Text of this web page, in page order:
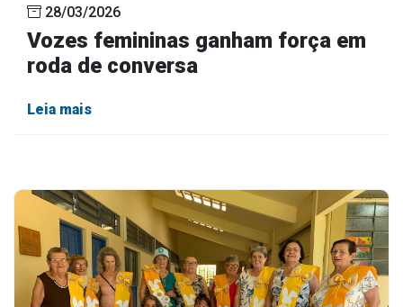
28/03/2026
Vozes femininas ganham força em
roda de conversa
Leia mais